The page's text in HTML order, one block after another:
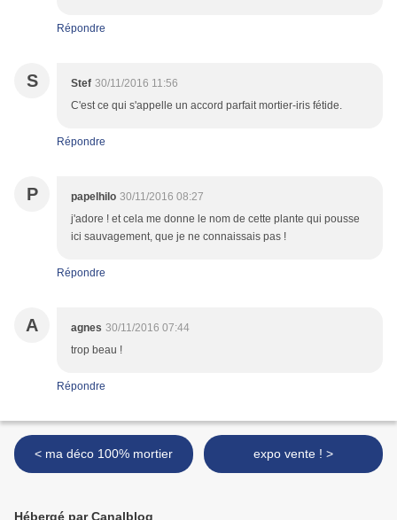
Répondre
S Stef 30/11/2016 11:56
C'est ce qui s'appelle un accord parfait mortier-iris fétide.
Répondre
P papelhilo 30/11/2016 08:27
j'adore ! et cela me donne le nom de cette plante qui pousse
ici sauvagement, que je ne connaissais pas !
Répondre
A agnes 30/11/2016 07:44
trop beau !
Répondre
< ma déco 100% mortier expo vente ! >
Hébergé par Canalblog